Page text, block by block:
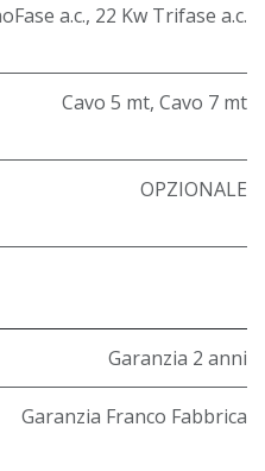
a.c., 22 Kw Trifase a.c.
Cavo 5 mt, Cavo 7 mt
OPZIONALE
Garanzia 2 anni
Garanzia Franco Fabbrica